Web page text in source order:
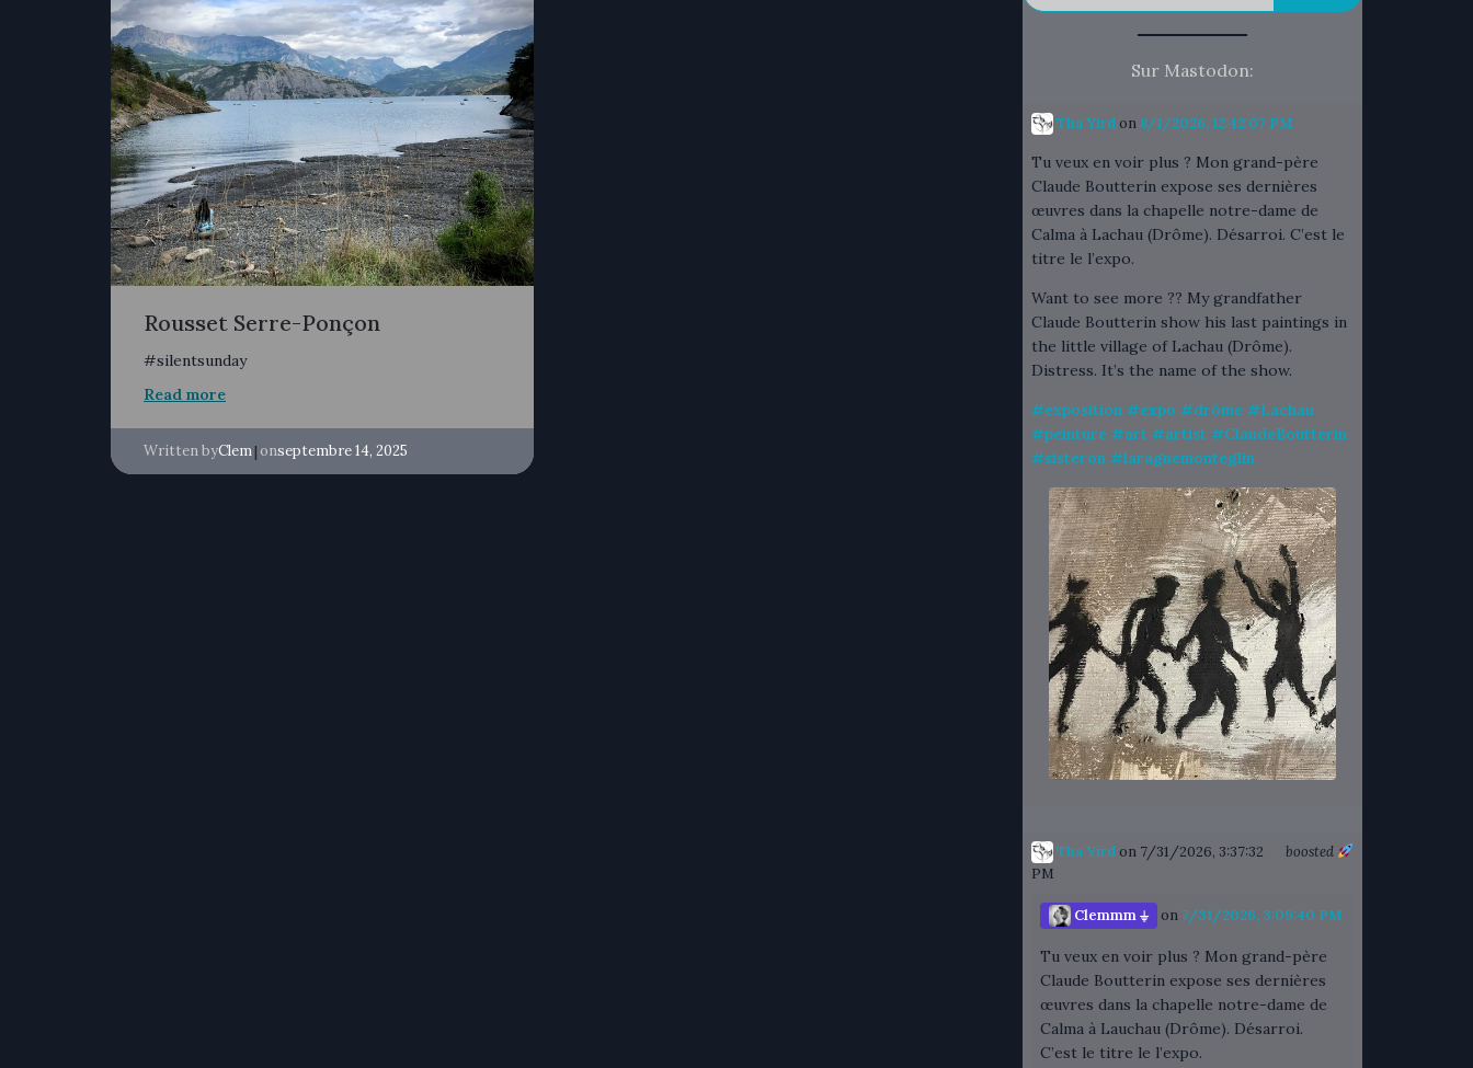
Rousset Serre-Ponçon
#silentsunday
Read more
Written byClem| onseptembre 14, 2025
Sur Mastodon:
Tha Yird on 8/1/2026, 12:42:07 PM
Tu veux en voir plus ? Mon grand-père
Claude Boutterin expose ses dernières
œuvres dans la chapelle notre-dame de
Calma à Lachau (Drôme). Désarroi. C’est le
titre le l’expo.
Want to see more ?? My grandfather
Claude Boutterin show his last paintings in
the little village of Lachau (Drôme).
Distress. It’s the name of the show.
#exposition #expo #drôme #Lachau
#peinture #art #artist #ClaudeBoutterin
#sisteron #laragnemonteglin
boosted
Tha Yird on 7/31/2026, 3:37:32
PM
Clemmm ⏚ on 7/31/2026, 3:09:40 PM
Tu veux en voir plus ? Mon grand-père
Claude Boutterin expose ses dernières
œuvres dans la chapelle notre-dame de
Calma à Lauchau (Drôme). Désarroi.
C’est le titre le l’expo.